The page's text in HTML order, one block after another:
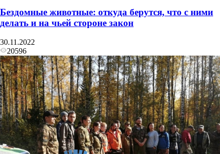
Бездомные животные: откуда берутся, что с ними
делать и на чьей стороне закон
30.11.2022
20596